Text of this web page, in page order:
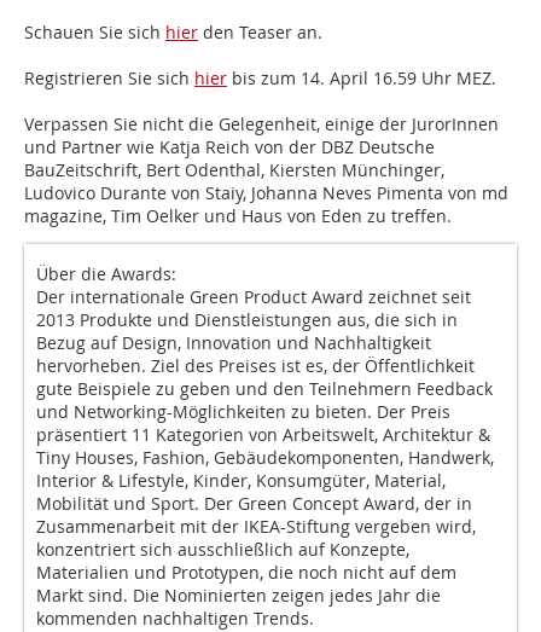
Schauen Sie sich hier den Teaser an.
Registrieren Sie sich hier bis zum 14. April 16.59 Uhr MEZ.
Verpassen Sie nicht die Gelegenheit, einige der JurorInnen
und Partner wie Katja Reich von der DBZ Deutsche
BauZeitschrift, Bert Odenthal, Kiersten Münchinger,
Ludovico Durante von Staiy, Johanna Neves Pimenta von md
magazine, Tim Oelker und Haus von Eden zu treffen.
Über die Awards:
Der internationale Green Product Award zeichnet seit
2013 Produkte und Dienstleistungen aus, die sich in
Bezug auf Design, Innovation und Nachhaltigkeit
hervorheben. Ziel des Preises ist es, der Öffentlichkeit
gute Beispiele zu geben und den Teilnehmern Feedback
und Networking-Möglichkeiten zu bieten. Der Preis
präsentiert 11 Kategorien von Arbeitswelt, Architektur &
Tiny Houses, Fashion, Gebäudekomponenten, Handwerk,
Interior & Lifestyle, Kinder, Konsumgüter, Material,
Mobilität und Sport. Der Green Concept Award, der in
Zusammenarbeit mit der IKEA-Stiftung vergeben wird,
konzentriert sich ausschließlich auf Konzepte,
Materialien und Prototypen, die noch nicht auf dem
Markt sind. Die Nominierten zeigen jedes Jahr die
kommenden nachhaltigen Trends.